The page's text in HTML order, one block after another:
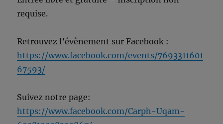
requise.
Retrouvez l’évènement sur Facebook :
https://www.facebook.com/events/7693311601
67593/
Suivez notre page:
https://www.facebook.com/Carph-Uqam-